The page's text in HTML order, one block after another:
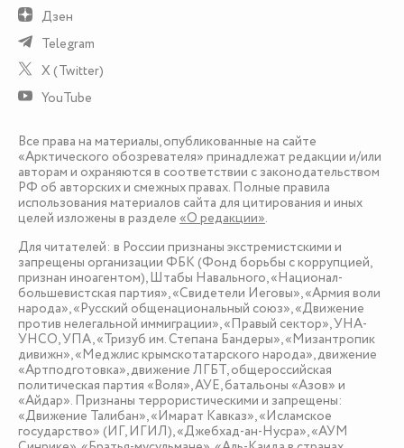
Дзен
Telegram
X (Twitter)
YouTube
Все права на материалы, опубликованные на сайте
«Арктического обозревателя» принадлежат редакции и/или
авторам и охраняются в соответствии с законодательством
РФ об авторских и смежных правах. Полные правила
использования материалов сайта для цитирования и иных
целей изложены в разделе «О редакции».
Для читателей: в России признаны экстремистскими и
запрещены организации ФБК (Фонд борьбы с коррупцией,
признан иноагентом), Штабы Навального, «Национал-
большевистская партия», «Свидетели Иеговы», «Армия воли
народа», «Русский общенациональный союз», «Движение
против нелегальной иммиграции», «Правый сектор», УНА-
УНСО, УПА, «Тризуб им. Степана Бандеры», «Мизантропик
дивижн», «Меджлис крымскотатарского народа», движение
«Артподготовка», движение ЛГБТ, общероссийская
политическая партия «Воля», АУЕ, батальоны «Азов» и
«Айдар». Признаны террористическими и запрещены:
«Движение Талибан», «Имарат Кавказ», «Исламское
государство» (ИГ, ИГИЛ), «Джебхад-ан-Нусра», «АУМ